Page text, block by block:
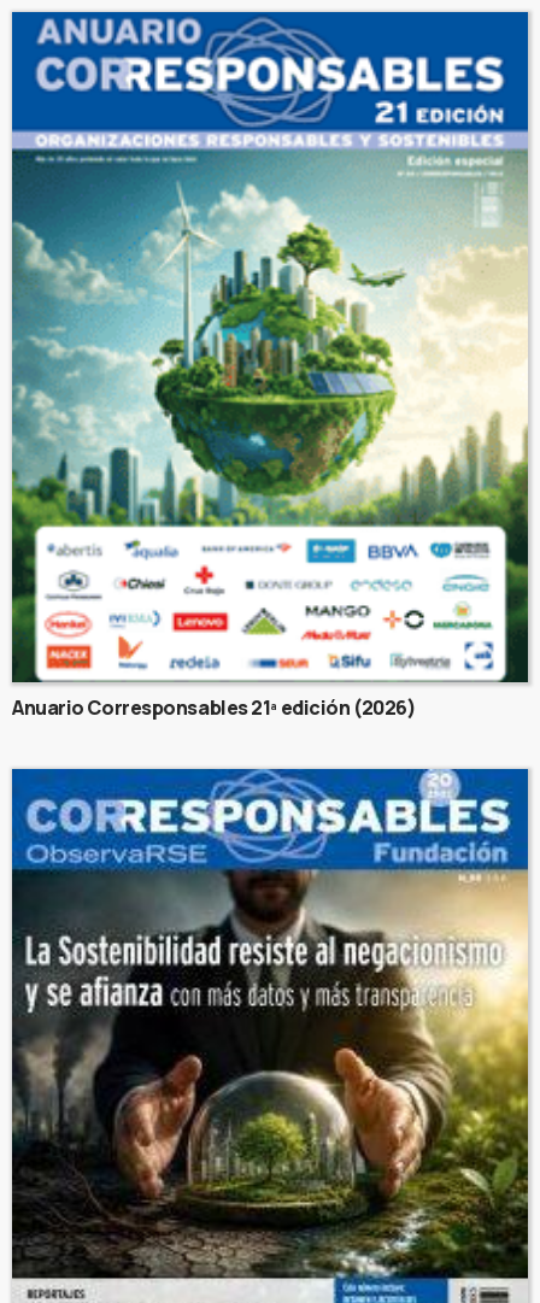
Anuario Corresponsables 21ª edición (2026)